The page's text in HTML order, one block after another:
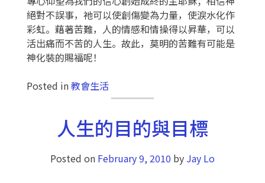
絕對不誤事，祂可以使創傷變為力量，使淚水化作
彩虹。藉著苦難，人的情感和情操得以昇華，可以
活出痛而不苦的人生。故此，莫明的苦難有可能是
神化裝的賜福呢！
Posted in教會生活
人生的目的與目標
Posted on February 9, 2010 by Jay Lo